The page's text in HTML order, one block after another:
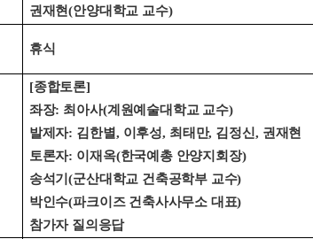
권재현(안양대학교 교수)
휴식
[종합토론]
좌장: 최아사(계원예술대학교 교수)
발제자: 김한별, 이후성, 최태만, 김정신 , 권재현
토론자: 이재옥(한국예총 안양지회장)
송석기(군산대학교 건축공학부 교수)
박인수(파크이즈 건축사사무소 대표)
참가자 질의응답